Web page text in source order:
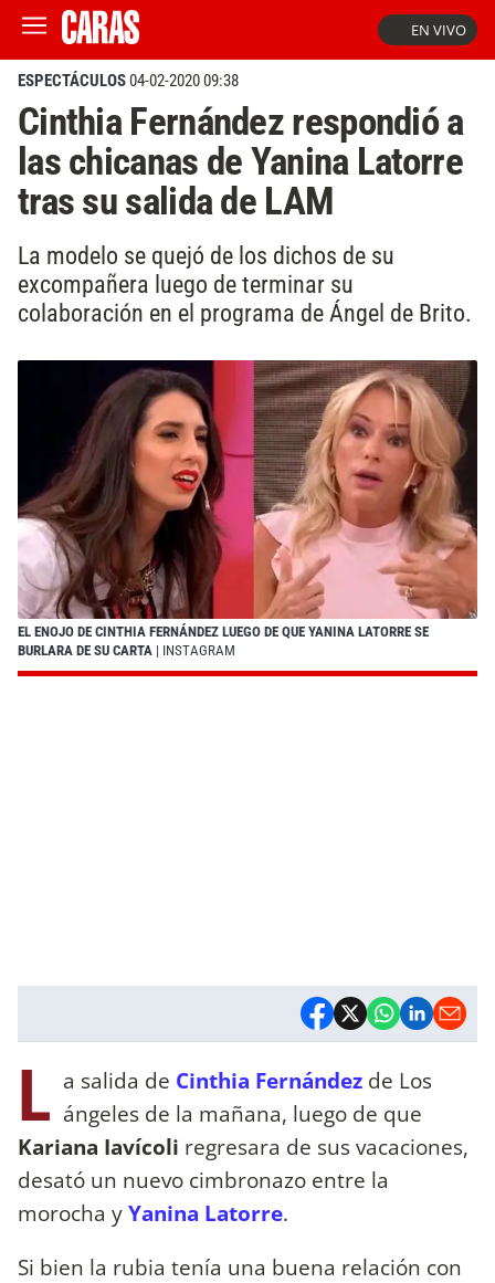
EN VIVO
ESPECTÁCULOS04-02-2020 09:38
Cinthia Fernández respondió a
las chicanas de Yanina Latorre
tras su salida de LAM
La modelo se quejó de los dichos de su
excompañera luego de terminar su
colaboración en el programa de Ángel de Brito.
EL ENOJO DE CINTHIA FERNÁNDEZ LUEGO DE QUE YANINA LATORRE SE
BURLARA DE SU CARTA | INSTAGRAM
L a salida de Cinthia Fernández de Los
ángeles de la mañana, luego de que
Kariana Iavícoli regresara de sus vacaciones,
desató un nuevo cimbronazo entre la
morocha yYanina Latorre.
Si bien la rubia tenía una buena relación con